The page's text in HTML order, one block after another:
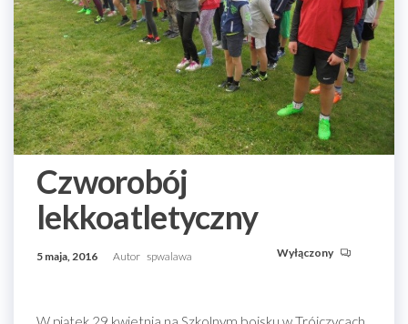
Czworobój
lekkoatletyczny
5 maja, 2016 Autor spwalawa Wyłączony